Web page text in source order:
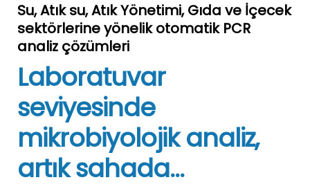
Su, Atık su, Atık Yönetimi, Gıda ve İçecek
sektörlerine yönelik otomatik PCR
analiz çözümleri
Laboratuvar
seviyesinde
mikrobiyolojik analiz,
artık sahada...